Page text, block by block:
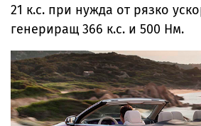
21 к.с. при нужда от рязко
генериращ 366 к.с. и 500 Нм.